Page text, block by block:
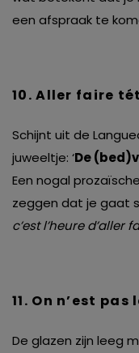
een afspraak te
10. Aller faire té
Schijnt uit de
juweeltje: ‘De
Een nogal
zeggen dat je gaat
c’est l’heure d’aller
11. On n’est
De glazen zijn leeg